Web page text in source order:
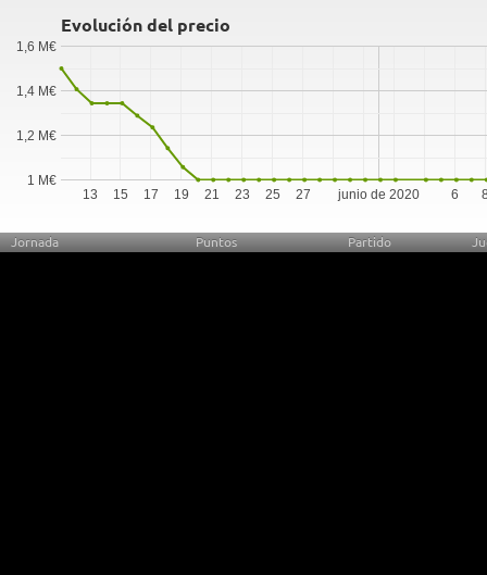
Evolución del precio
junio de 2020
13 15 17 19 21 23 25 27 6
1 M€
1,2 M€
1,4 M€
1,6 M€
Jornada Puntos Partido